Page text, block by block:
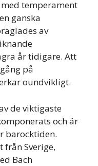
temperament
ganska
av
år tidigare. Att
på
oundvikligt.
de viktigaste
och är
barocktiden.
från Sverige,
Bach